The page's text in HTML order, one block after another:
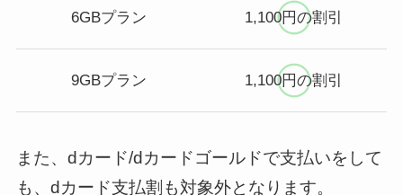
6GBプラン 1,100円の割引
9GBプラン 1,100円の割引
また、dカード/dカードゴールドで支払いをして
も、dカード支払割も対象外となります。